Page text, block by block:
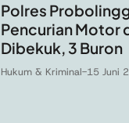
Polres
Pencurian Motor
Dibekuk, 3 Buron
Hukum & Kriminal-15 Juni